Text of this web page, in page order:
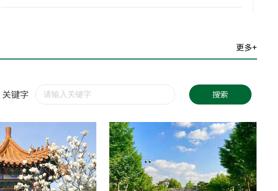
通州区殡仪馆
北京市通州区北马庄殡仪馆
顺义区殡仪馆
北京市顺义区张镇龙凤山路甲1号
010-89470624
更多+
关键字 搜索